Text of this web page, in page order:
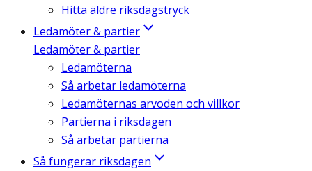
Hitta äldre riksdagstryck
Ledamöter & partier
Ledamöter & partier
Ledamöterna
Så arbetar ledamöterna
Ledamöternas arvoden och villkor
Partierna i riksdagen
Så arbetar partierna
Så fungerar riksdagen